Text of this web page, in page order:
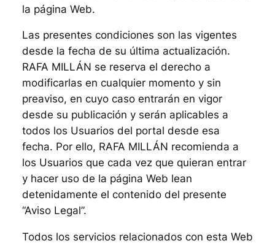
la página Web.
Las presentes condiciones son las vigentes
desde la fecha de su última actualización.
RAFA MILLÁN se reserva el derecho a
modificarlas en cualquier momento y sin
preaviso, en cuyo caso entrarán en vigor
desde su publicación y serán aplicables a
todos los Usuarios del portal desde esa
fecha. Por ello, RAFA MILLÁN recomienda a
los Usuarios que cada vez que quieran entrar
y hacer uso de la página Web lean
detenidamente el contenido del presente
“Aviso Legal”.
Todos los servicios relacionados con esta Web